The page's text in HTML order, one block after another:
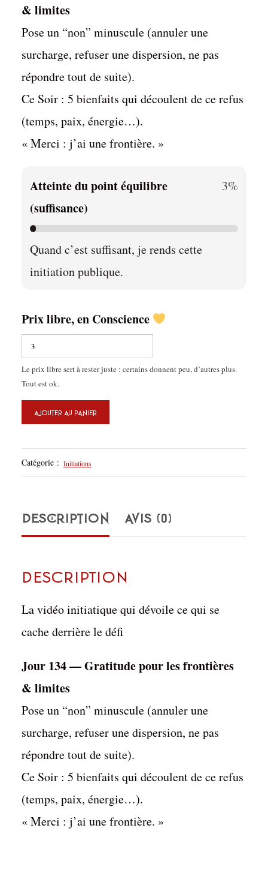
& limites
Pose un “non” minuscule (annuler une
surcharge, refuser une dispersion, ne pas
répondre tout de suite).
Ce Soir : 5 bienfaits qui découlent de ce refus
(temps, paix, énergie…).
« Merci : j’ai une frontière. »
Atteinte du point équilibre
(suffisance)
3%
Quand c’est suffisant, je rends cette
initiation publique.
Prix libre, en Conscience
Le prix libre sert à rester juste : certains donnent peu, d’autres plus.
Tout est ok.
quantité
privée
Jour
Gratitude
pour
les
&
AJOUTER AU PANIER
Catégorie : Initiations
DESCRIPTION AVIS (0)
Description
La vidéo initiatique qui dévoile ce qui se
cache derrière le défi
Jour 134 — Gratitude pour les frontières
& limites
Pose un “non” minuscule (annuler une
surcharge, refuser une dispersion, ne pas
répondre tout de suite).
Ce Soir : 5 bienfaits qui découlent de ce refus
(temps, paix, énergie…).
« Merci : j’ai une frontière. »